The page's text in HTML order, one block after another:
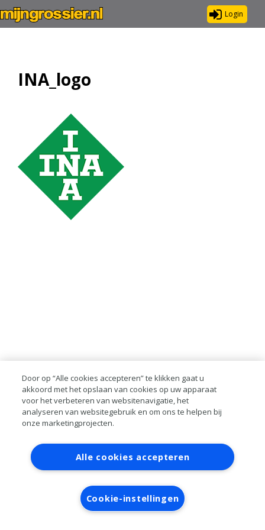
Login
INA_logo
Contact Account aanvragen
Inloggen
RAI bestanden
Privacy
Algemene
voorwaarden
Verwerkersovereenkomst
Door op “Alle cookies accepteren” te klikken gaat u
akkoord met het opslaan van cookies op uw apparaat
voor het verbeteren van websitenavigatie, het
analyseren van websitegebruik en om ons te helpen bij
onze marketingprojecten.
Alle cookies accepteren
Cookie-instellingen